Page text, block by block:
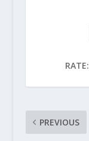
RATE:
PREVIOUS